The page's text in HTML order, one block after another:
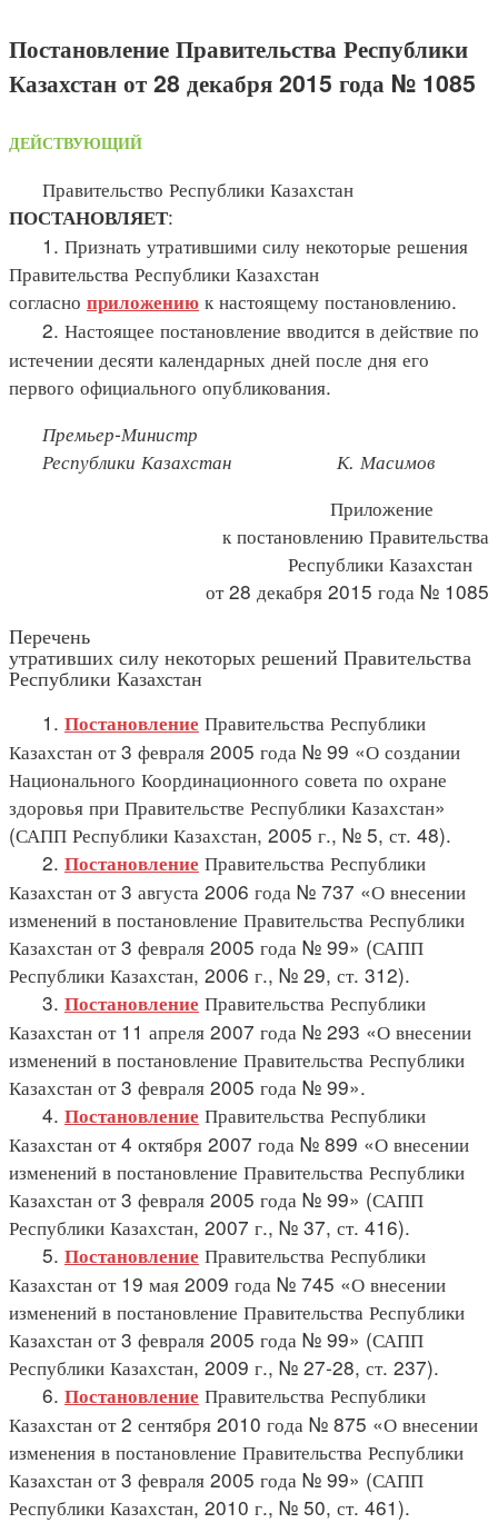
Постановление Правительства Республики
Казахстан от 28 декабря 2015 года № 1085
ДЕЙСТВУЮЩИЙ
Правительство Республики Казахстан
ПОСТАНОВЛЯЕТ:
1. Признать утратившими силу некоторые решения
Правительства Республики Казахстан
согласно приложению к настоящему постановлению.
2. Настоящее постановление вводится в действие по
истечении десяти календарных дней после дня его
первого официального опубликования.
Премьер-Министр
Республики Казахстан К. Масимов
Приложение
к постановлению Правительства
Республики Казахстан
от 28 декабря 2015 года № 1085
Перечень
утративших силу некоторых решений Правительства
Республики Казахстан
1. Постановление Правительства Республики
Казахстан от 3 февраля 2005 года № 99 «О создании
Национального Координационного совета по охране
здоровья при Правительстве Республики Казахстан»
(САПП Республики Казахстан, 2005 г., № 5, ст. 48).
2. Постановление Правительства Республики
Казахстан от 3 августа 2006 года № 737 «О внесении
изменений в постановление Правительства Республики
Казахстан от 3 февраля 2005 года № 99» (САПП
Республики Казахстан, 2006 г., № 29, ст. 312).
3. Постановление Правительства Республики
Казахстан от 11 апреля 2007 года № 293 «О внесении
изменений в постановление Правительства Республики
Казахстан от 3 февраля 2005 года № 99».
4. Постановление Правительства Республики
Казахстан от 4 октября 2007 года № 899 «О внесении
изменений в постановление Правительства Республики
Казахстан от 3 февраля 2005 года № 99» (САПП
Республики Казахстан, 2007 г., № 37, ст. 416).
5. Постановление Правительства Республики
Казахстан от 19 мая 2009 года № 745 «О внесении
изменений в постановление Правительства Республики
Казахстан от 3 февраля 2005 года № 99» (САПП
Республики Казахстан, 2009 г., № 27-28, ст. 237).
6. Постановление Правительства Республики
Казахстан от 2 сентября 2010 года № 875 «О внесении
изменения в постановление Правительства Республики
Казахстан от 3 февраля 2005 года № 99» (САПП
Республики Казахстан, 2010 г., № 50, ст. 461).